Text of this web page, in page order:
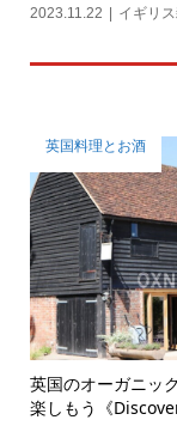
2023.11.22 イギリ
英国料理とお酒
英国のオーガニッ
楽しもう《